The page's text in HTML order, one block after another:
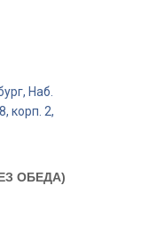
Наб.
корп. 2,
ОБЕДА)